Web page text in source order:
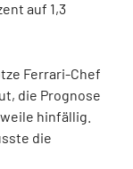
auf 1,3
Ferrari-Chef
die Prognose
hinfällig.
die